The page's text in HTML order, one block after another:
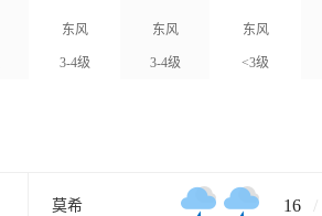
东风
3-4级
东风
3-4级
东风
<3级
莫希 16 /